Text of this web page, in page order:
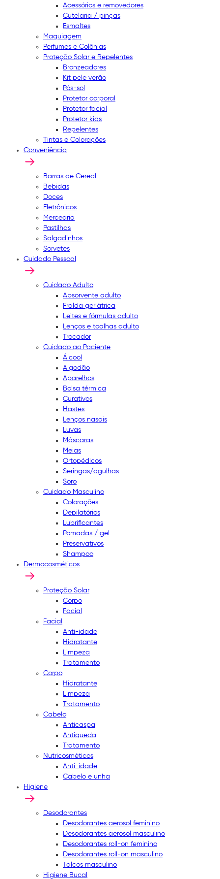
Acessórios e removedores
Cutelaria / pinças
Esmaltes
Maquiagem
Perfumes e Colônias
Proteção Solar e Repelentes
Bronzeadores
Kit pele verão
Pós-sol
Protetor corporal
Protetor facial
Protetor kids
Repelentes
Tintas e Colorações
Conveniência
Barras de Cereal
Bebidas
Doces
Eletrônicos
Mercearia
Pastilhas
Salgadinhos
Sorvetes
Cuidado Pessoal
Cuidado Adulto
Absorvente adulto
Fralda geriátrica
Leites e fórmulas adulto
Lenços e toalhas adulto
Trocador
Cuidado ao Paciente
Álcool
Algodão
Aparelhos
Bolsa térmica
Curativos
Hastes
Lenços nasais
Luvas
Máscaras
Meias
Ortopédicos
Seringas/agulhas
Soro
Cuidado Masculino
Colorações
Depilatórios
Lubrificantes
Pomadas / gel
Preservativos
Shampoo
Dermocosméticos
Proteção Solar
Corpo
Facial
Facial
Anti-idade
Hidratante
Limpeza
Tratamento
Corpo
Hidratante
Limpeza
Tratamento
Cabelo
Anticaspa
Antiqueda
Tratamento
Nutricosméticos
Anti-idade
Cabelo e unha
Higiene
Desodorantes
Desodorantes aerosol feminino
Desodorantes aerosol masculino
Desodorantes roll-on feminino
Desodorantes roll-on masculino
Talcos masculino
Higiene Bucal